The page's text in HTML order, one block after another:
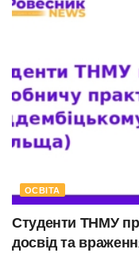
ОСВІТА
Студенти ТНМУ
досвід та